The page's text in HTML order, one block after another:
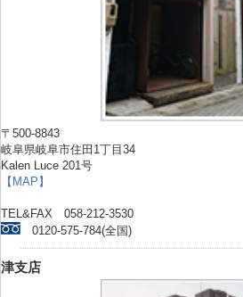
〒500-8843
岐阜県岐阜市住田1丁目34
Kalen Luce 201号
【MAP】
TEL&FAX 058-212-3530
0120-575-784(全国)
津支店